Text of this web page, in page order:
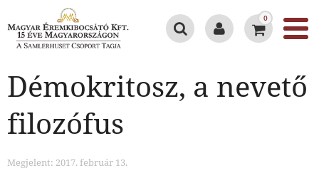
0
Démokritosz, a nevető
filozófus
Megjelent: 2017. február 13.